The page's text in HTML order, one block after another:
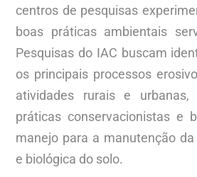
centros de pesquisas
boas práticas ambientais
Pesquisas do IAC buscam
os principais processos
atividades rurais e
práticas conservacionistas e
manejo para a manutenção
e biológica do solo.